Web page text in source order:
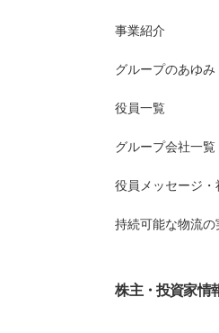
事業紹介
グループのあゆみ
役員一覧
グループ会社一覧
役員メッセージ
持続可能な物流
株主・投資家情